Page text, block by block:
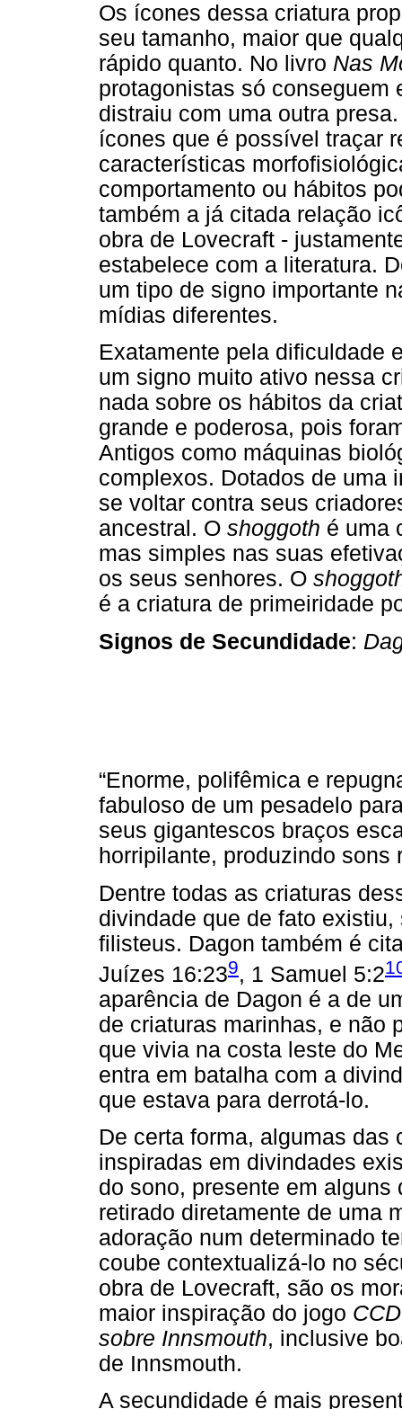
Os ícones dessa criatura
seu tamanho, maior que
rápido quanto. No livro Nas
protagonistas só conseguem
distraiu com uma outra
ícones que é possível traçar
características
comportamento ou hábitos
também a já citada relação
obra de Lovecraft -
estabelece com a literatura.
um tipo de signo importante
mídias diferentes.
Exatamente pela dificuldade
um signo muito ativo nessa
nada sobre os hábitos da
grande e poderosa, pois
Antigos como máquinas
complexos. Dotados de uma
se voltar contra seus
ancestral. O shoggoth é uma
mas simples nas suas
os seus senhores. O
é a criatura de primeiridade
Signos de Secundidade:
“Enorme, polifêmica e
fabuloso de um pesadelo
seus gigantescos braços
horripilante, produzindo sons
Dentre todas as criaturas
divindade que de fato
filisteus. Dagon também é
Juízes 16:239, 1 Samuel 5:2
aparência de Dagon é a de
de criaturas marinhas, e não
que vivia na costa leste do
entra em batalha com a
que estava para derrotá-lo.
De certa forma, algumas das
inspiradas em divindades
do sono, presente em
retirado diretamente de uma
adoração num determinado
coube contextualizá-lo no
obra de Lovecraft, são os
maior inspiração do jogo
sobre Innsmouth, inclusive
de Innsmouth.
A secundidade é mais